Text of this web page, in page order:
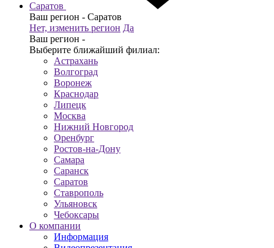
Саратов
Ваш регион - Саратов
Нет, изменить регион Да
Ваш регион -
Выберите ближайший филиал:
Астрахань
Волгоград
Воронеж
Краснодар
Липецк
Москва
Нижний Новгород
Оренбург
Ростов-на-Дону
Самара
Саранск
Саратов
Ставрополь
Ульяновск
Чебоксары
О компании
Информация